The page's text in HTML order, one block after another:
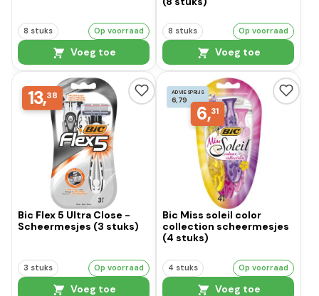
8 stuks Op voorraad
Voeg toe
8 stuks Op voorraad
Voeg toe
13,38
Bic Flex 5 Ultra Close -
Scheermesjes (3 stuks)
3 stuks Op voorraad
Voeg toe
ADVIESPRIJS
6,79
6,31
Bic Miss soleil color
collection scheermesjes
(4 stuks)
4 stuks Op voorraad
Voeg toe